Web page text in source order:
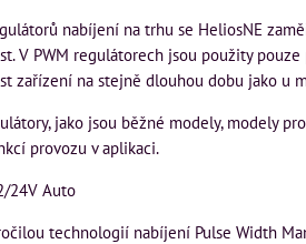
nabíjení na trhu se HeliosNE
V PWM regulátorech jsou použity
zařízení na stejně dlouhou dobu jako u
jako jsou běžné modely, modely
provozu v aplikaci.
24V Auto
technologií nabíjení Pulse Width